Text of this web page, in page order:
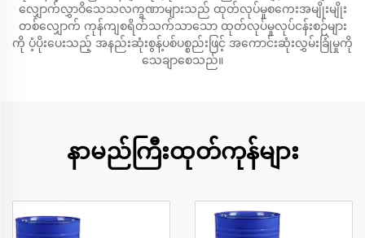
လျှောက်လွှာဝိသေသလက္ခဏာများသည် ထုတ်လုပ်မှုစကေးအမျိုးမျိုး
တစ်လျှောက် ကုန်ကျစရိတ်သက်သာသော ထုတ်လုပ်မှုလုပ်ငန်းစဉ်များ
ကို ပံ့ပိုးပေးသည့် အနည်းဆုံးစွန့်ပစ်ပစ္စည်းဖြင့် အကောင်းဆုံးလွှမ်းခြုံမှုကို
သေချာစေသည်။
နာမည်ကြီးထုတ်ကုန်များ